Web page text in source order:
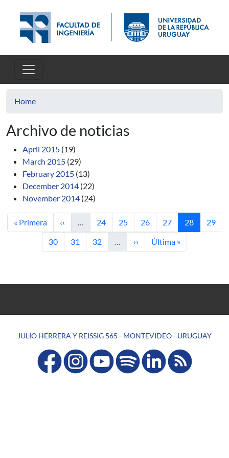
Home
Archivo de noticias
April 2015 (19)
March 2015 (29)
February 2015 (13)
December 2014 (22)
November 2014 (24)
First page
« Primera Previous page
‹‹ … Page
24 Page
25 Page
26 Page
27 Current
28 Page
29
Page
30 Page
31 Page
32 … Next page
›› Last page
Última »
JULIO HERRERA Y REISSIG 565 - MONTEVIDEO - URUGUAY